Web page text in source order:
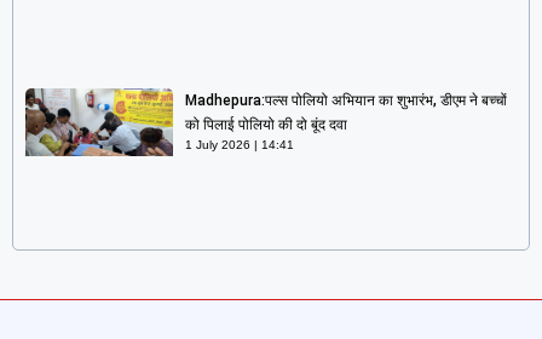
Madhepura:पल्स पोलियो अभियान का शुभारंभ, डीएम ने बच्चों
को पिलाई पोलियो की दो बूंद दवा
1 July 2026 14:41